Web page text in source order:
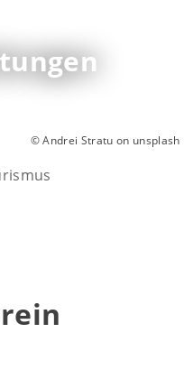
© Andrei Stratu on unsplash